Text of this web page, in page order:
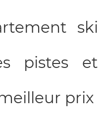
ski
pistes et
prix